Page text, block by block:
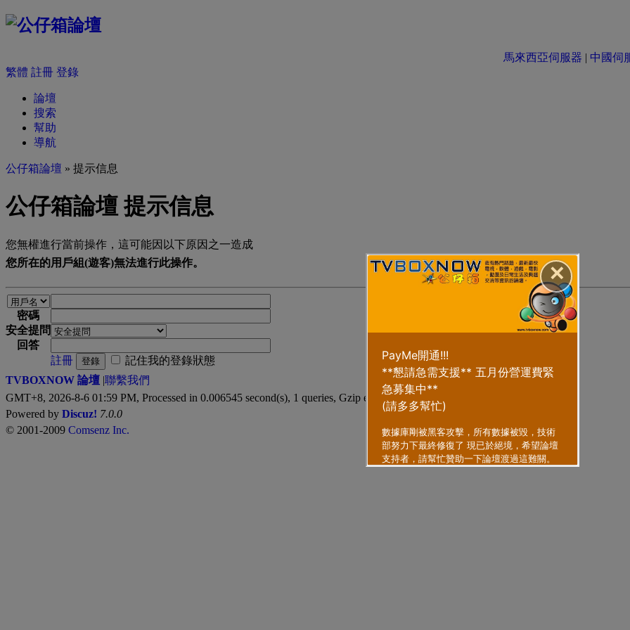
✕
馬來西亞伺服器 | 中國伺
繁體 註冊 登錄
論壇
搜索
幫助
導航
公仔箱論壇 » 提示信息
公仔箱論壇 提示信息
您無權進行當前操作，這可能因以下原因之一造成
您所在的用戶組(遊客)無法進行此操作。
密碼
安全提問
回答
註冊
登錄
記住我的登錄狀態
TVBOXNOW 論壇 |聯繫我們
GMT+8, 2026-8-6 01:59 PM, Processed in 0.006545 second(s), 1 queries, Gzip enabled.
Powered by Discuz! 7.0.0
© 2001-2009 Comsenz Inc.